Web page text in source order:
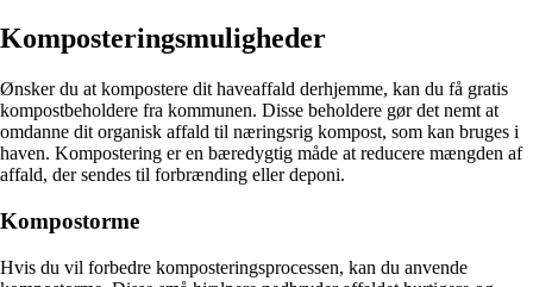
Komposteringsmuligheder
Ønsker du at kompostere dit haveaffald derhjemme, kan du få gratis
kompostbeholdere fra kommunen. Disse beholdere gør det nemt at
omdanne dit organisk affald til næringsrig kompost, som kan bruges i
haven. Kompostering er en bæredygtig måde at reducere mængden af
affald, der sendes til forbrænding eller deponi.
Kompostorme
Hvis du vil forbedre komposteringsprocessen, kan du anvende